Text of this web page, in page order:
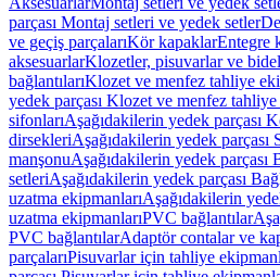
parçası Montaj setleri ve yedek setler
ve geçiş parçalarıKör kapaklarEntegre
aksesuarlarKlozetler, pisuvarlar ve
bağlantılarıKlozet ve menfez tahliye
yedek parçası Klozet ve menfez tahliye
sifonlarıAşağıdakilerin yedek parçası
dirsekleriAşağıdakilerin yedek parçası
manşonuAşağıdakilerin yedek parçası
setleriAşağıdakilerin yedek parçası
uzatma ekipmanlarıAşağıdakilerin
uzatma ekipmanlarıPVC bağlantılar
PVC bağlantılarAdaptör contalar ve
parçalarıPisuvarlar için tahliye